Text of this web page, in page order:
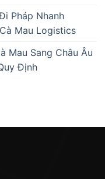
Pháp Nhanh
Mau Logistics
Mau Sang Châu Âu
Định